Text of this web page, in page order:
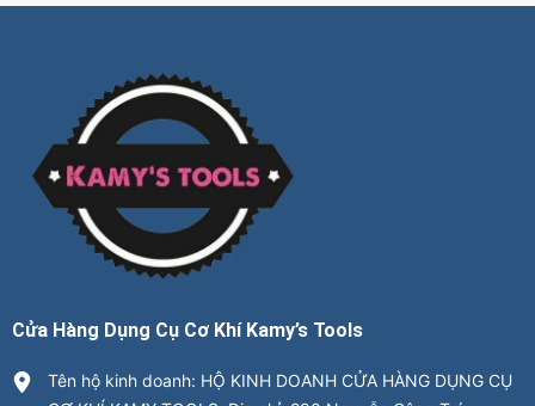
Cửa Hàng Dụng Cụ Cơ Khí Kamy’s Tools
Tên hộ kinh doanh: HỘ KINH DOANH CỬA HÀNG DỤNG CỤ